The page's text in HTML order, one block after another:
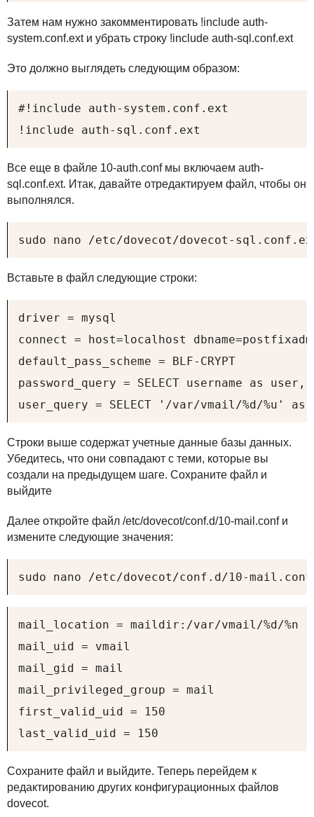
Затем нам нужно закомментировать !include auth-
system.conf.ext и убрать строку !include auth-sql.conf.ext
Это должно выглядеть следующим образом:
#!include auth-system.conf.ext
!include auth-sql.conf.ext
Все еще в файле 10-auth.conf мы включаем auth-
sql.conf.ext. Итак, давайте отредактируем файл, чтобы он
выполнялся.
sudo nano /etc/dovecot/dovecot-
Вставьте в файл следующие строки:
driver = mysql
connect = host=localhost
default_pass_scheme = BLF-CRYPT
password_query = SELECT username as
user_query = SELECT '/var/vmail/%d/%u'
Строки выше содержат учетные данные базы данных.
Убедитесь, что они совпадают с теми, которые вы
создали на предыдущем шаге. Сохраните файл и
выйдите
Далее откройте файл /etc/dovecot/conf.d/10-mail.conf и
измените следующие значения:
sudo nano /etc/dovecot/conf.d/10-mail.conf
mail_location = maildir:/var/vmail/%d/%n
mail_uid = vmail
mail_gid = mail
mail_privileged_group = mail
first_valid_uid = 150
last_valid_uid = 150
Сохраните файл и выйдите. Теперь перейдем к
редактированию других конфигурационных файлов
dovecot.